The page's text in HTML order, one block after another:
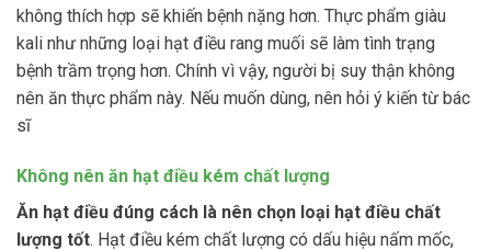
không thích hợp sẽ khiến bệnh nặng hơn. Thực phẩm giàu
kali như những loại hạt điều rang muối sẽ làm tình trạng
bệnh trầm trọng hơn. Chính vì vậy, người bị suy thận không
nên ăn thực phẩm này. Nếu muốn dùng, nên hỏi ý kiến từ bác
sĩ
Không nên ăn hạt điều kém chất lượng
Ăn hạt điều đúng cách là nên chọn loại hạt điều chất
lượng tốt. Hạt điều kém chất lượng có dấu hiệu nấm mốc,